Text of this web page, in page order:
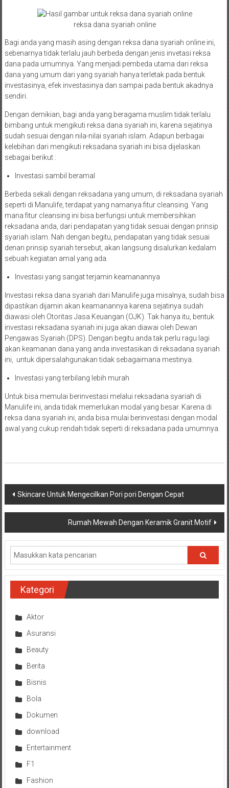
reksa dana syariah online
Bagi anda yang masih asing dengan reksa dana syariah online ini,
sebenarnya tidak terlalu jauh berbeda dengan jenis invetasi reksa
dana pada umumnya. Yang menjadi pembeda utama dari reksa
dana yang umum dari yang syariah hanya terletak pada bentuk
investasinya, efek investasinya dan sampai pada bentuk akadnya
sendiri.
Dengan demikian, bagi anda yang beragama muslim tidak terlalu
bimbang untuk mengikuti reksa dana syariah ini, karena sejatinya
sudah sesuai dengan nila-nilai syariah islam. Adapun berbagai
kelebihan dari mengikuti reksadana syariah ini bisa dijelaskan
sebagai berikut :
Investasi sambil beramal
Berbeda sekali dengan reksadana yang umum, di reksadana syariah
seperti di Manulife, terdapat yang namanya fitur cleansing. Yang
mana fitur cleansing ini bisa berfungsi untuk membersihkan
reksadana anda, dari pendapatan yang tidak sesuai dengan prinsip
syariah islam. Nah dengan begitu, pendapatan yang tidak sesuai
denan prinsip syariah tersebut, akan langsung disalurkan kedalam
sebuah kegiatan amal yang ada.
Investasi yang sangat terjamin keamanannya
Investasi reksa dana syariah dari Manulife juga misalnya, sudah bisa
dipastikan dijamin akan keamanannya karena sejatinya sudah
diawasi oleh Otoritas Jasa Keuangan (OJK). Tak hanya itu, bentuk
investasi reksadana syariah ini juga akan diawai oleh Dewan
Pengawas Syariah (DPS). Dengan begitu anda tak perlu ragu lagi
akan keamanan dana yang anda investasikan di reksadana syariah
ini, untuk dipersalahgunakan tidak sebagaimana mestinya.
Investasi yang terbilang lebih murah
Untuk bisa memulai berinvestasi melalui reksadana syariah di
Manulife ini, anda tidak memerlukan modal yang besar. Karena di
reksa dana syariah ini, anda bisa mulai berinvestasi dengan modal
awal yang cukup rendah tidak seperti di reksadana pada umumnya.
Navigasi
pos
Skincare Untuk Mengecilkan Pori pori Dengan Cepat
Rumah Mewah Dengan Keramik Granit Motif
Kategori
Aktor
Asuransi
Beauty
Berita
Bisnis
Bola
Dokumen
download
Entertainment
F1
Fashion